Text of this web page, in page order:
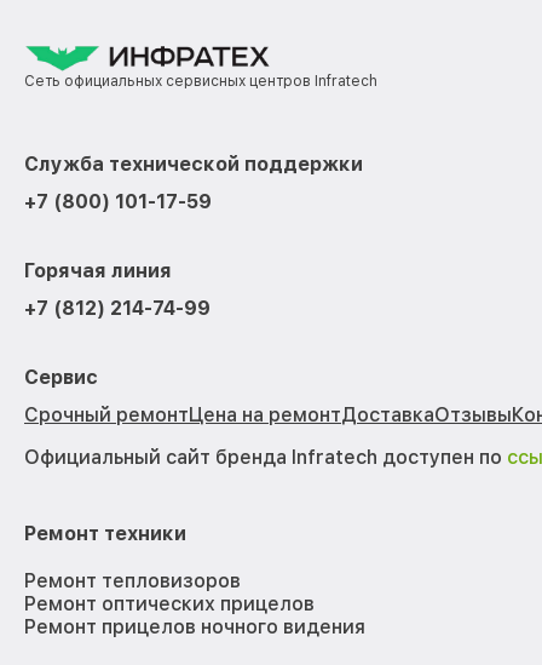
Сеть официальных сервисных центров Infratech
Служба технической поддержки
+7 (800) 101-17-59
Горячая линия
+7 (812) 214-74-99
Сервис
Срочный ремонтЦена на ремонтДоставкаОтзывы
Официальный сайт бренда Infratech доступен по
Ремонт техники
Ремонт тепловизоров
Ремонт оптических прицелов
Ремонт прицелов ночного видения